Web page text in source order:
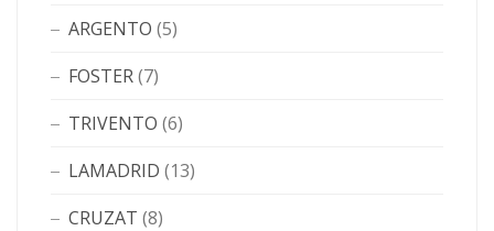
ARGENTO (5)
FOSTER(7)
TRIVENTO (6)
LAMADRID (13)
CRUZAT (8)